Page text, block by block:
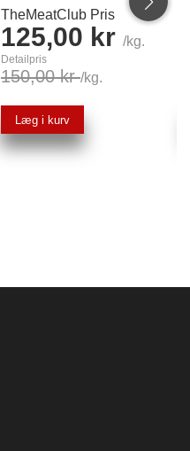
TheMeatClub Pris
125,00 kr /kg.
Detailpris
150,00 kr/kg.
Læg i kurv